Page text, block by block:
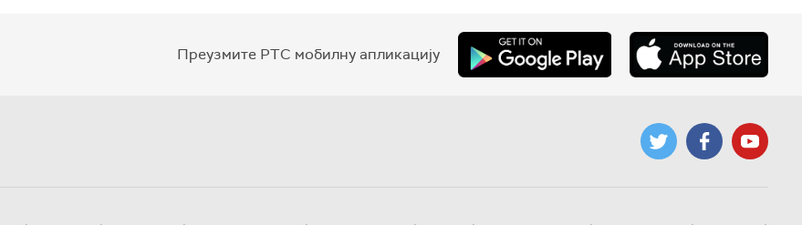
Преузмите РТС мобилну апликацију